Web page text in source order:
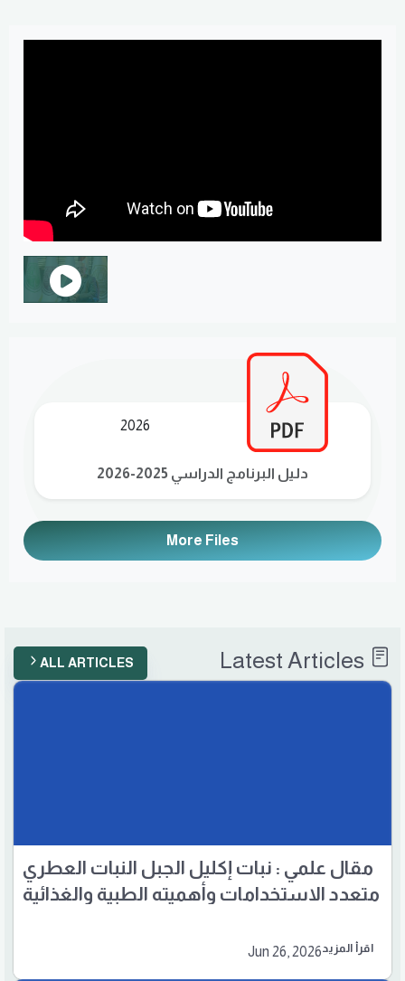
2026
دليل البرنامج الدراسي 2025-2026
More Files
ALL ARTICLES
مقال علمي : نبات إكليل الجبل النبات العطري
متعدد الاستخدامات وأهميته الطبية والغذائية
Jun 26, 2026اقرأ المزيد